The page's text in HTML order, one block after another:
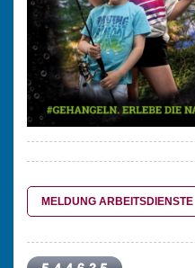
MELDUNG ARBEITSDIENSTE